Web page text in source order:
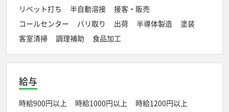
リベット打ち
半自動溶接
接客・販売
コールセンター
バリ取り 出荷 半導体製造
塗装
客室清掃
調理補助 食品加工
給与
時給900円以上 時給1000円以上
時給1200円以上